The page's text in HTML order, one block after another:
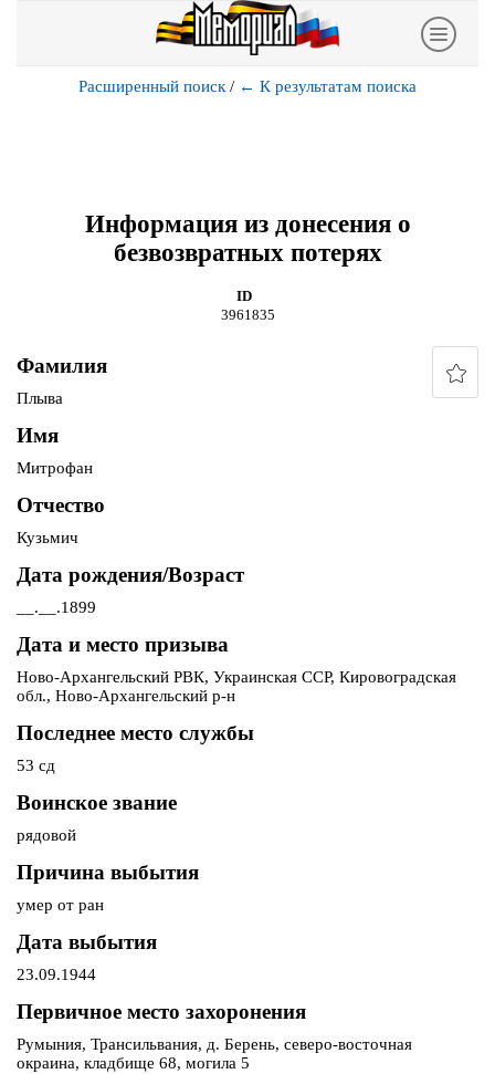
Расширенный поиск / ← К результатам поиска
Информация из донесения о
безвозвратных потерях
ID
3961835
Фамилия
Плыва
Имя
Митрофан
Отчество
Кузьмич
Дата рождения/Возраст
__.__.1899
Дата и место призыва
Ново-Архангельский РВК, Украинская ССР, Кировоградская
обл., Ново-Архангельский р-н
Последнее место службы
53 сд
Воинское звание
рядовой
Причина выбытия
умер от ран
Дата выбытия
23.09.1944
Первичное место захоронения
Румыния, Трансильвания, д. Берень, северо-восточная
окраина, кладбище 68, могила 5